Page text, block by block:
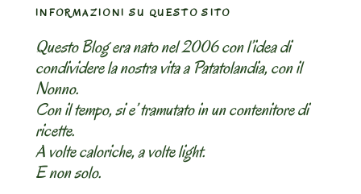
INFORMAZIONI SU QUESTO SITO
Questo Blog era nato nel 2006 con l’idea di
condividere la nostra vita a Patatolandia, con il
Nonno.
Con il tempo, si e’ tramutato in un contenitore di
ricette.
A volte caloriche, a volte light.
E non solo.